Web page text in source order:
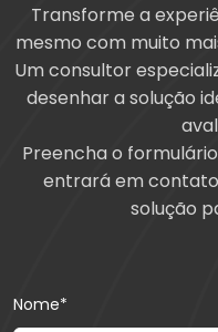
Transforme a
mesmo com muito
Um consultor
desenhar a solução
Preencha o
entrará em
solução
Nome*